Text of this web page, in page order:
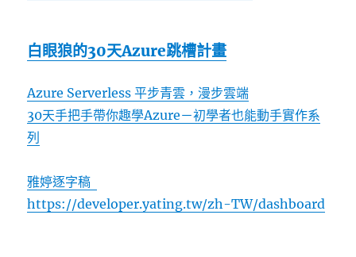
白眼狼的30天Azure跳槽計畫
Azure Serverless 平步青雲，漫步雲端
30天手把手帶你趣學Azure－初學者也能動手實作系
列
雅婷逐字稿
https://developer.yating.tw/zh-TW/dashboard